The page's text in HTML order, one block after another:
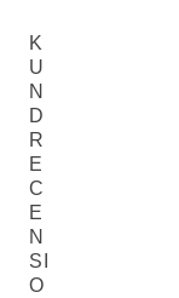
K
U
N
D
R
E
C
E
N
SI
O